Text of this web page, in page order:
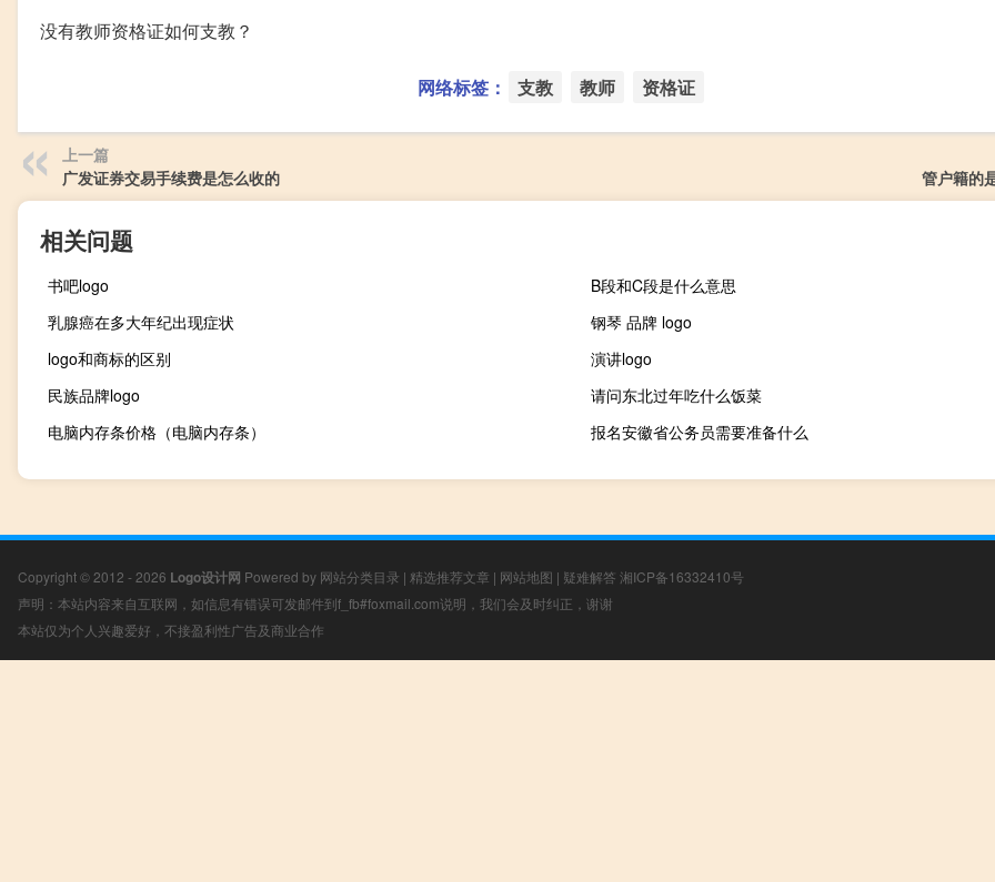
没有教师资格证如何支教？
网络标签： 支教 教师 资格证
上一篇
广发证券交易手续费是怎么收的
管户籍的
相关问题
书吧logo
B段和C段是什么意思
乳腺癌在多大年纪出现症状
钢琴 品牌 logo
logo和商标的区别
演讲logo
民族品牌logo
请问东北过年吃什么饭菜
电脑内存条价格（电脑内存条）
报名安徽省公务员需要准备什么
Copyright © 2012 - 2026 Logo设计网 Powered by 网站分类目录 | 精选推荐文章 | 网站地图 | 疑难解答 湘ICP备16332410号
声明：本站内容来自互联网，如信息有错误可发邮件到f_fb#foxmail.com说明，我们会及时纠正，谢谢
本站仅为个人兴趣爱好，不接盈利性广告及商业合作